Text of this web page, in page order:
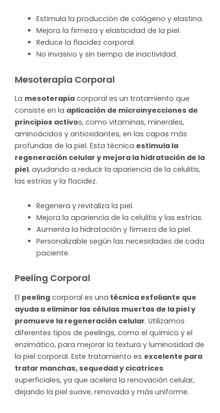
Estimula la producción de colágeno y elastina.
Mejora la firmeza y elasticidad de la piel.
Reduce la flacidez corporal.
No invasivo y sin tiempo de inactividad.
Mesoterapia Corporal
La mesoterapia corporal es un tratamiento que
consiste en la aplicación de microinyecciones de
principios activos, como vitaminas, minerales,
aminoácidos y antioxidantes, en las capas más
profundas de la piel. Esta técnica estimula la
regeneración celular y mejora la hidratación de la
piel, ayudando a reducir la apariencia de la celulitis,
las estrías y la flacidez.
Regenera y revitaliza la piel.
Mejora la apariencia de la celulitis y las estrías.
Aumenta la hidratación y firmeza de la piel.
Personalizable según las necesidades de cada
paciente.
Peeling Corporal
El peeling corporal es una técnica exfoliante que
ayuda a eliminar las células muertas de la piel y
promueve la regeneración celular. Utilizamos
diferentes tipos de peelings, como el químico y el
enzimático, para mejorar la textura y luminosidad de
la piel corporal. Este tratamiento es excelente para
tratar manchas, sequedad y cicatrices
superficiales, ya que acelera la renovación celular,
dejando la piel suave, renovada y más uniforme.